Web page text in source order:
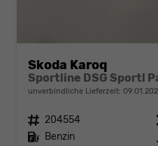
Skoda Karoq
unverbindliche Lieferzeit:
Fahrzeugnr. 204554
Kraftstoff Benzin